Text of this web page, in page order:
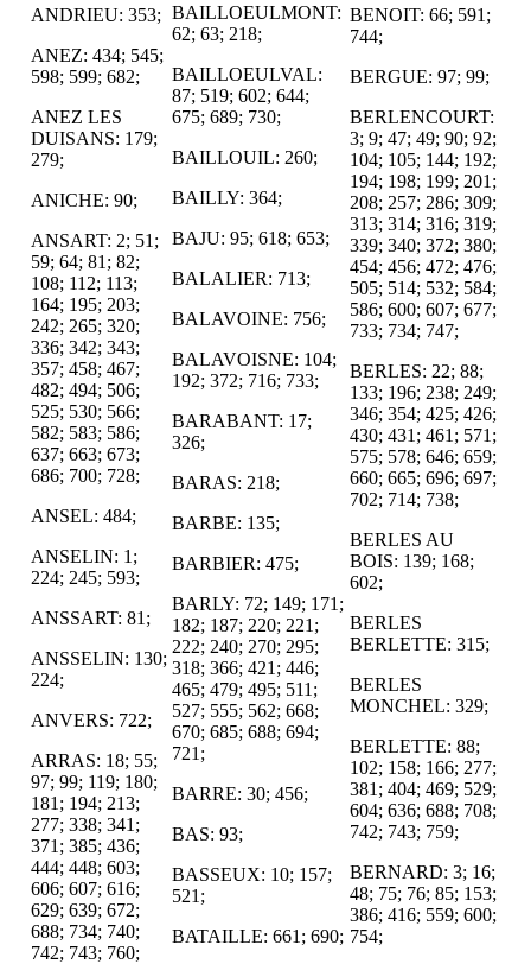
ANDRIEU: 353;
ANEZ: 434; 545;
598; 599; 682;
ANEZ LES
DUISANS: 179;
279;
ANICHE: 90;
ANSART: 2; 51;
59; 64; 81; 82;
108; 112; 113;
164; 195; 203;
242; 265; 320;
336; 342; 343;
357; 458; 467;
482; 494; 506;
525; 530; 566;
582; 583; 586;
637; 663; 673;
686; 700; 728;
ANSEL: 484;
ANSELIN: 1;
224; 245; 593;
ANSSART: 81;
ANSSELIN: 130;
224;
ANVERS: 722;
ARRAS: 18; 55;
97; 99; 119; 180;
181; 194; 213;
277; 338; 341;
371; 385; 436;
444; 448; 603;
606; 607; 616;
629; 639; 672;
688; 734; 740;
742; 743; 760;
BAILLOEULMONT:
62; 63; 218;
BAILLOEULVAL:
87; 519; 602; 644;
675; 689; 730;
BAILLOUIL: 260;
BAILLY: 364;
BAJU: 95; 618; 653;
BALALIER: 713;
BALAVOINE: 756;
BALAVOISNE: 104;
192; 372; 716; 733;
BARABANT: 17;
326;
BARAS: 218;
BARBE: 135;
BARBIER: 475;
BARLY: 72; 149; 171;
182; 187; 220; 221;
222; 240; 270; 295;
318; 366; 421; 446;
465; 479; 495; 511;
527; 555; 562; 668;
670; 685; 688; 694;
721;
BARRE: 30; 456;
BAS: 93;
BASSEUX: 10; 157;
521;
BATAILLE: 661; 690;
BENOIT: 66; 591;
744;
BERGUE: 97; 99;
BERLENCOURT:
3; 9; 47; 49; 90; 92;
104; 105; 144; 192;
194; 198; 199; 201;
208; 257; 286; 309;
313; 314; 316; 319;
339; 340; 372; 380;
454; 456; 472; 476;
505; 514; 532; 584;
586; 600; 607; 677;
733; 734; 747;
BERLES: 22; 88;
133; 196; 238; 249;
346; 354; 425; 426;
430; 431; 461; 571;
575; 578; 646; 659;
660; 665; 696; 697;
702; 714; 738;
BERLES AU
BOIS: 139; 168;
602;
BERLES
BERLETTE: 315;
BERLES
MONCHEL: 329;
BERLETTE: 88;
102; 158; 166; 277;
381; 404; 469; 529;
604; 636; 688; 708;
742; 743; 759;
BERNARD: 3; 16;
48; 75; 76; 85; 153;
386; 416; 559; 600;
754;